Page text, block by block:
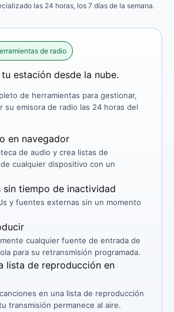
las 24 horas, los 7 días de la semana.
de radio
estación desde la nube.
de herramientas para gestionar,
su emisora ​​de radio las 24 horas del
en navegador
de audio y crea listas de
cualquier dispositivo con un
sin tiempo de inactividad
y fuentes externas sin un momento
cualquier fuente de entrada de
para su retransmisión programada.
lista de reproducción en
en una lista de reproducción
transmisión permanece al aire.